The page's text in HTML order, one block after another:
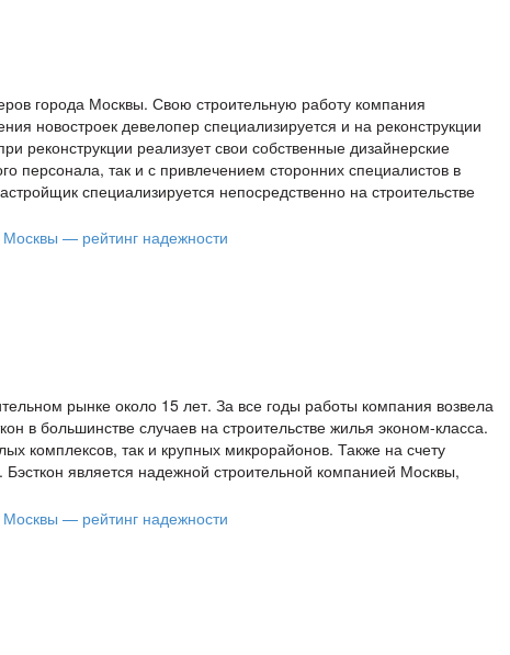
города Москвы. Свою строительную работу компания
новостроек девелопер специализируется и на реконструкции
реконструкции реализует свои собственные дизайнерские
персонала, так и с привлечением сторонних специалистов в
специализируется непосредственно на строительстве
рынке около 15 лет. За все годы работы компания возвела
в большинстве случаев на строительстве жилья эконом-класса.
комплексов, так и крупных микрорайонов. Также на счету
является надежной строительной компанией Москвы,